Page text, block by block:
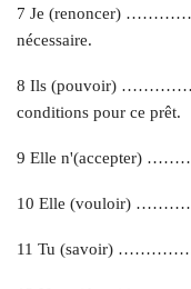
7 Je (renoncer)
nécessaire.
8 Ils (pouvoir)
conditions pour ce prêt.
9 Elle n'(accepter)
10 Elle (vouloir)
11 Tu (savoir)